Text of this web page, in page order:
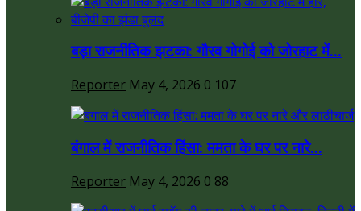
बड़ा राजनीतिक झटका: गौरव गोगोई को जोरहाट में...
Reporter May 4, 2026 0 107
बंगाल में राजनीतिक हिंसा: ममता के घर पर नारे...
Reporter May 4, 2026 0 88